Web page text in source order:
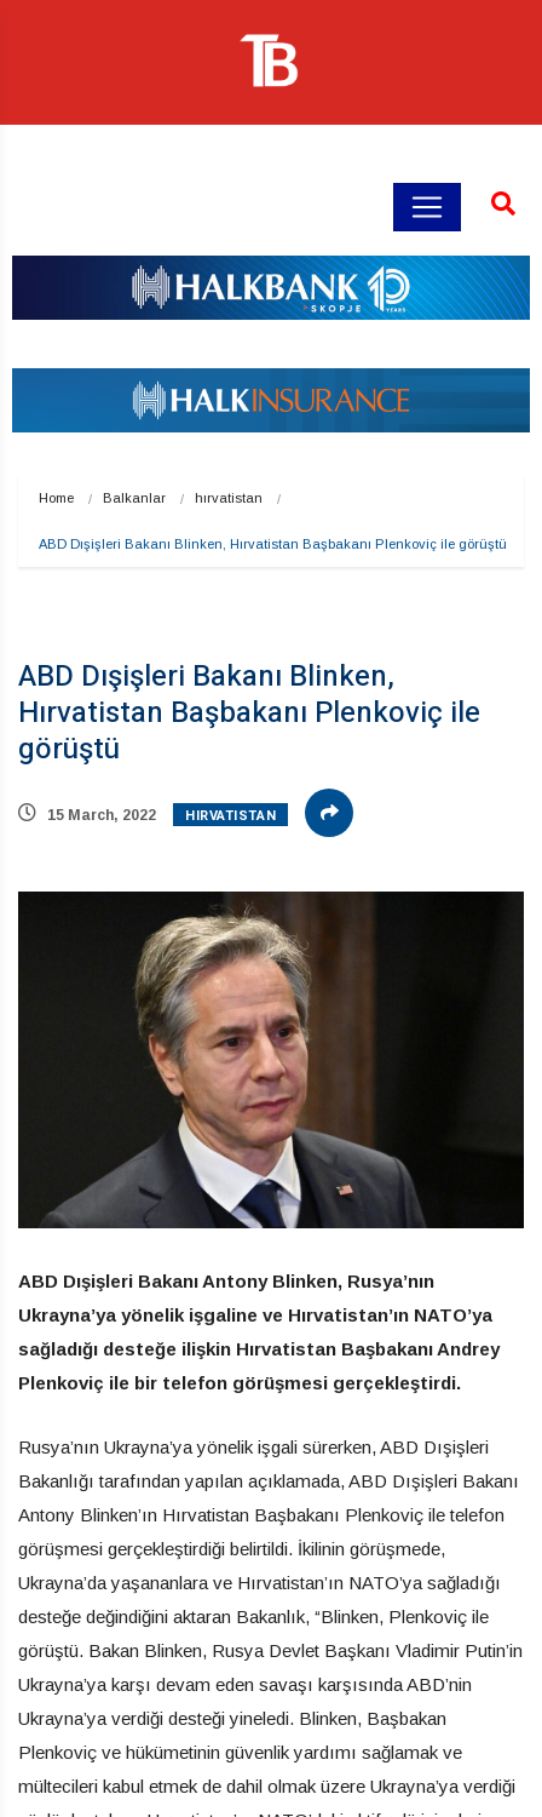
Home Balkanlar hırvatistan
ABD Dışişleri Bakanı Blinken, Hırvatistan Başbakanı Plenkoviç ile görüştü
ABD Dışişleri Bakanı Blinken,
Hırvatistan Başbakanı Plenkoviç ile
görüştü
15 March, 2022 HIRVATISTAN
ABD Dışişleri Bakanı Antony Blinken, Rusya’nın
Ukrayna’ya yönelik işgaline ve Hırvatistan’ın NATO’ya
sağladığı desteğe ilişkin Hırvatistan Başbakanı Andrey
Plenkoviç ile bir telefon görüşmesi gerçekleştirdi.
Rusya’nın Ukrayna’ya yönelik işgali sürerken, ABD Dışişleri
Bakanlığı tarafından yapılan açıklamada, ABD Dışişleri Bakanı
Antony Blinken’ın Hırvatistan Başbakanı Plenkoviç ile telefon
görüşmesi gerçekleştirdiği belirtildi. İkilinin görüşmede,
Ukrayna’da yaşananlara ve Hırvatistan’ın NATO’ya sağladığı
desteğe değindiğini aktaran Bakanlık, “Blinken, Plenkoviç ile
görüştü. Bakan Blinken, Rusya Devlet Başkanı Vladimir Putin’in
Ukrayna’ya karşı devam eden savaşı karşısında ABD’nin
Ukrayna’ya verdiği desteği yineledi. Blinken, Başbakan
Plenkoviç ve hükümetinin güvenlik yardımı sağlamak ve
mültecileri kabul etmek de dahil olmak üzere Ukrayna’ya verdiği